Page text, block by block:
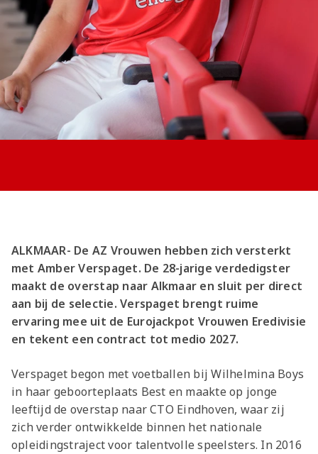
Jong AZ
Seizoenkaart
ALKMAAR- De AZ Vrouwen hebben zich versterkt
met Amber Verspaget. De 28-jarige verdedigster
maakt de overstap naar Alkmaar en sluit per direct
aan bij de selectie. Verspaget brengt ruime
ervaring mee uit de Eurojackpot Vrouwen Eredivisie
en tekent een contract tot medio 2027.
Verspaget begon met voetballen bij Wilhelmina Boys
in haar geboorteplaats Best en maakte op jonge
leeftijd de overstap naar CTO Eindhoven, waar zij
zich verder ontwikkelde binnen het nationale
opleidingstraject voor talentvolle speelsters. In 2016